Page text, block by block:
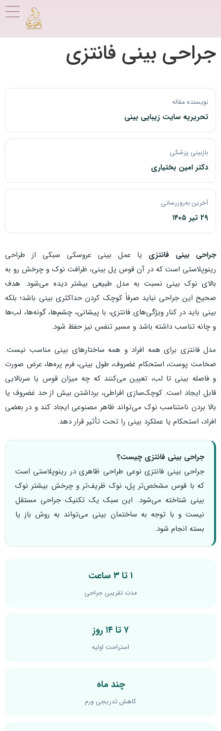
جراحی بینی فانتزی
نویسنده مقاله
تحریریه سایت زیبایی بینی
بازبینی پزشکی
دکتر امین بختیاری
آخرین به‌روزرسانی
۲۹ تیر ۱۴۰۵
جراحی بینی فانتزی یا عمل بینی عروسکی سبکی از طراحی
رینوپلاستی است که در آن قوس پل بینی، ظرافت نوک و چرخش رو به
بالای نوک بینی نسبت به مدل طبیعی بیشتر دیده می‌شود. هدف
صحیح این جراحی نباید صرفاً کوچک کردن حداکثری بینی باشد؛ بلکه
بینی باید در کنار ویژگی‌های فانتزی، با پیشانی، چشم‌ها، گونه‌ها، لب‌ها
و چانه تناسب داشته باشد و مسیر تنفس نیز حفظ شود.
مدل فانتزی برای همه افراد و همه ساختارهای بینی مناسب نیست.
ضخامت پوست، استحکام غضروف، طول بینی، فرم پره‌ها، عرض صورت
و فاصله بینی تا لب، تعیین می‌کنند که چه میزان قوس یا سربالایی
قابل ایجاد است. کوچک‌سازی افراطی، برداشتن بیش از حد غضروف یا
بالا بردن نامتناسب نوک می‌تواند ظاهر مصنوعی ایجاد کند و در بعضی
افراد، استحکام یا عملکرد بینی را تحت تأثیر قرار دهد.
جراحی بینی فانتزی چیست؟
جراحی بینی فانتزی نوعی طراحی ظاهری در رینوپلاستی است
که با قوس مشخص‌تر پل، نوک ظریف‌تر و چرخش بیشتر نوک
بینی شناخته می‌شود. این سبک یک تکنیک جراحی مستقل
نیست و با توجه به ساختمان بینی می‌تواند به روش باز یا
بسته انجام شود.
۱ تا ۳ ساعت
مدت تقریبی جراحی
۷ تا ۱۴ روز
استراحت اولیه
چند ماه
کاهش تدریجی ورم